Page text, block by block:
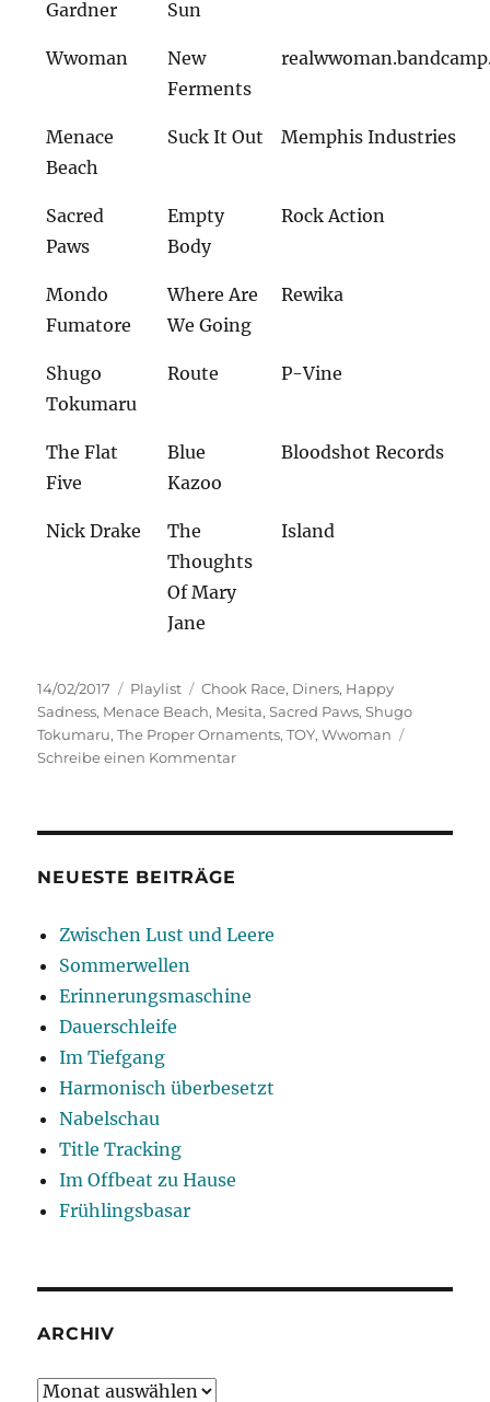
Gardner Sun
Wwoman
New
Ferments
Menace
Beach
Suck It Out Memphis Industries
Sacred
Paws
Empty
Body
Rock Action
Mondo
Fumatore
Where Are
We Going
Rewika
Shugo
Tokumaru
Route P-Vine
The Flat
Five
Blue
Kazoo
Bloodshot Records
Nick Drake
The
Thoughts
Of Mary
Jane
Island
Veröffentlicht
am
14/02/2017 Kategorien
Playlist Schlagwörter
Chook Race, Diners, Happy
Sadness, Menace Beach, Mesita,Sacred Paws,Shugo
Tokumaru,The Proper Ornaments,TOY,Wwoman
Schreibe einen Kommentarzu
NEUESTE BEITRÄGE
Zwischen Lust und Leere
Sommerwellen
Erinnerungsmaschine
Dauerschleife
Im Tiefgang
Harmonisch überbesetzt
Nabelschau
Title Tracking
Im Offbeat zu Hause
Frühlingsbasar
ARCHIV
Archiv